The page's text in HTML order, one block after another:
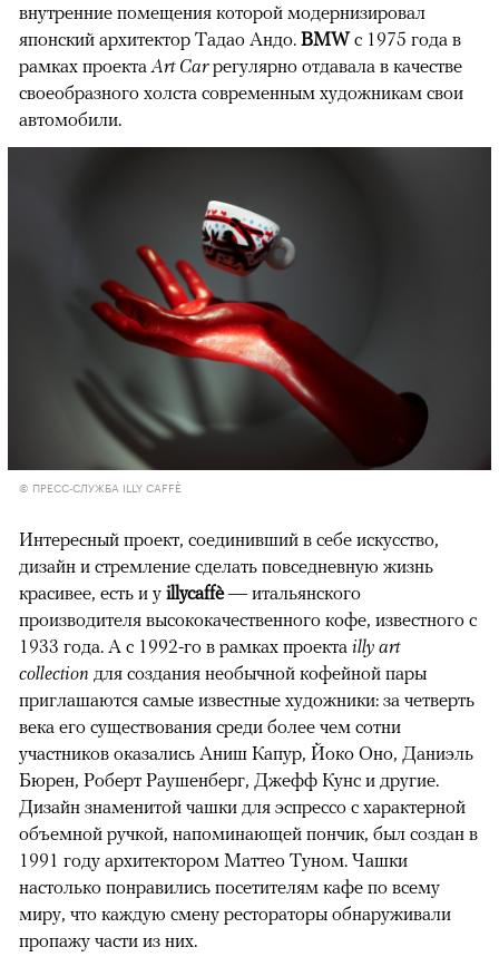
внутренние помещения которой модернизировал
японский архитектор Тадао Андо. BMWc 1975 года в
рамках проектаArt Carрегулярно отдавала в качестве
своеобразного холста современным художникам свои
автомобили.
© ПРЕСС-СЛУЖБА ILLY CAFFÈ
Интересный проект, соединивший в себе искусство,
дизайн и стремление сделать повседневную жизнь
красивее, есть и у illycaffè— итальянского
производителя высококачественного кофе, известного с
1933 года. А с 1992-го в рамках проекта illy art
collection для создания необычной кофейной пары
приглашаются самые известные художники: за четверть
века его существования среди более чем сотни
участников оказались Аниш Капур, Йоко Оно, Даниэль
Бюрен, Роберт Раушенберг, Джефф Кунс и другие.
Дизайн знаменитой чашки для эспрессо с характерной
объемной ручкой, напоминающей пончик, был создан в
1991 году архитектором Маттео Туном. Чашки
настолько понравились посетителям кафе по всему
миру, что каждую смену рестораторы обнаруживали
пропажу части из них.